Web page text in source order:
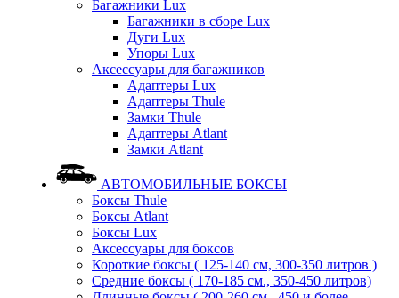
Багажники Lux
Багажники в сборе Lux
Дуги Lux
Упоры Lux
Аксессуары для багажников
Адаптеры Lux
Адаптеры Thule
Замки Thule
Адаптеры Atlant
Замки Atlant
АВТОМОБИЛЬНЫЕ БОКСЫ
Боксы Thule
Боксы Atlant
Боксы Lux
Аксессуары для боксов
Короткие боксы ( 125-140 см, 300-350 литров )
Средние боксы ( 170-185 см., 350-450 литров)